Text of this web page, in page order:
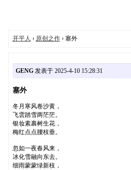
开平人 › 原创之作› 塞外
GENG发表于 2025-4-10 15:28:31
塞外
冬月寒风卷沙黄，
飞雲踏雪两茫茫。
银妆素裹树生花，
梅红点点腰枝垂。
忽如一夜春风来，
冰化雪融向东去。
细雨蒙蒙绿新枝，